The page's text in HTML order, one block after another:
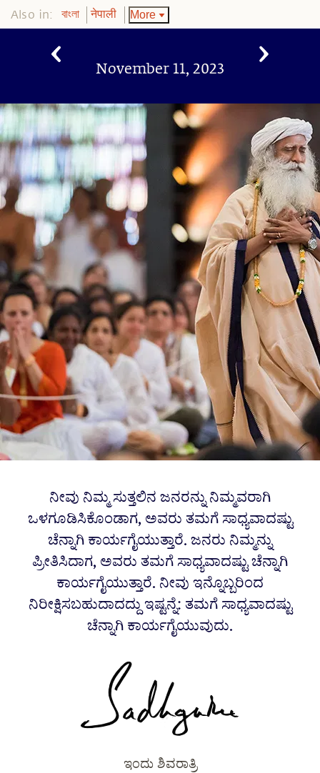
Also in: বাংলা नेपाली More
November 11, 2023
ನೀವು ನಿಮ್ಮ ಸುತ್ತಲಿನ ಜನರನ್ನು ನಿಮ್ಮವರಾಗಿ
ಒಳಗೂಡಿಸಿಕೊಂಡಾಗ, ಅವರು ತಮಗೆ ಸಾಧ್ಯವಾದಷ್ಟು
ಚೆನ್ನಾಗಿ ಕಾರ್ಯಗೈಯುತ್ತಾರೆ. ಜನರು ನಿಮ್ಮನ್ನು
ಪ್ರೀತಿಸಿದಾಗ, ಅವರು ತಮಗೆ ಸಾಧ್ಯವಾದಷ್ಟು ಚೆನ್ನಾಗಿ
ಕಾರ್ಯಗೈಯುತ್ತಾರೆ. ನೀವು ಇನ್ನೊಬ್ಬರಿಂದ
ನಿರೀಕ್ಷಿಸಬಹುದಾದದ್ದು ಇಷ್ಟನ್ನೆ: ತಮಗೆ ಸಾಧ್ಯವಾದಷ್ಟು
ಚೆನ್ನಾಗಿ ಕಾರ್ಯಗೈಯುವುದು.
ಇಂದು ಶಿವರಾತ್ರಿ